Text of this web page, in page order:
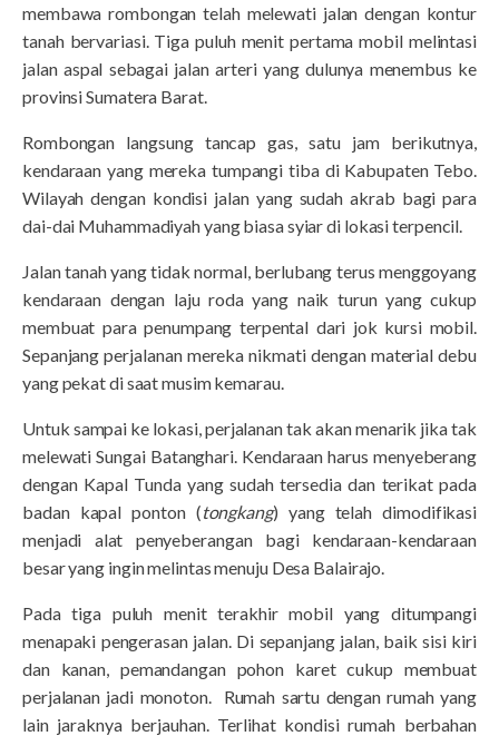
membawa rombongan telah melewati jalan dengan kontur
tanah bervariasi. Tiga puluh menit pertama mobil melintasi
jalan aspal sebagai jalan arteri yang dulunya menembus ke
provinsi Sumatera Barat.
Rombongan langsung tancap gas, satu jam berikutnya,
kendaraan yang mereka tumpangi tiba di Kabupaten Tebo.
Wilayah dengan kondisi jalan yang sudah akrab bagi para
dai-dai Muhammadiyah yang biasa syiar di lokasi terpencil.
Jalan tanah yang tidak normal, berlubang terus menggoyang
kendaraan dengan laju roda yang naik turun yang cukup
membuat para penumpang terpental dari jok kursi mobil.
Sepanjang perjalanan mereka nikmati dengan material debu
yang pekat di saat musim kemarau.
Untuk sampai ke lokasi, perjalanan tak akan menarik jika tak
melewati Sungai Batanghari. Kendaraan harus menyeberang
dengan Kapal Tunda yang sudah tersedia dan terikat pada
badan kapal ponton (tongkang) yang telah dimodifikasi
menjadi alat penyeberangan bagi kendaraan-kendaraan
besar yang ingin melintas menuju Desa Balairajo.
Pada tiga puluh menit terakhir mobil yang ditumpangi
menapaki pengerasan jalan. Di sepanjang jalan, baik sisi kiri
dan kanan, pemandangan pohon karet cukup membuat
perjalanan jadi monoton. Rumah sartu dengan rumah yang
lain jaraknya berjauhan. Terlihat kondisi rumah berbahan